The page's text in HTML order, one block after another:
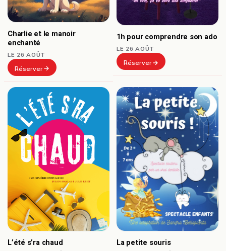
Charlie et le manoir
enchanté
LE 26 AOÛT
Réserver
1h pour comprendre son ado
LE 26 AOÛT
Réserver
L’été s’ra chaud La petite souris